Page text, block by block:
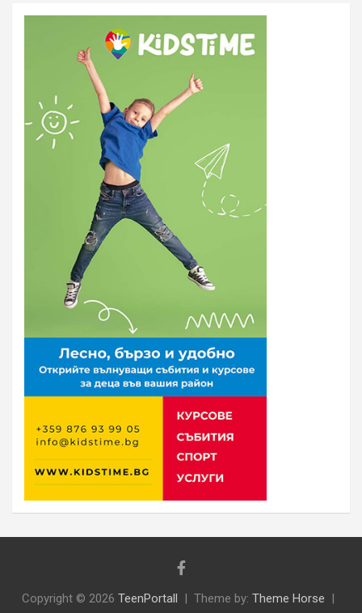
Copyright © 2026 TeenPortall Theme by: Theme Horse